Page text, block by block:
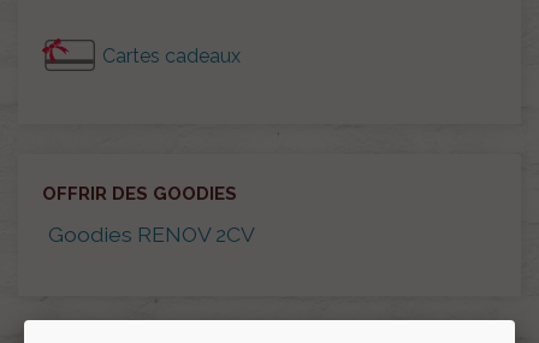
Cartes cadeaux
OFFRIR DES GOODIES
Goodies RENOV 2CV